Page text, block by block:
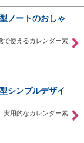
ノートのおしゃ
で使えるカレンダー素
シンプルデザイ
実用的なカレンダー素